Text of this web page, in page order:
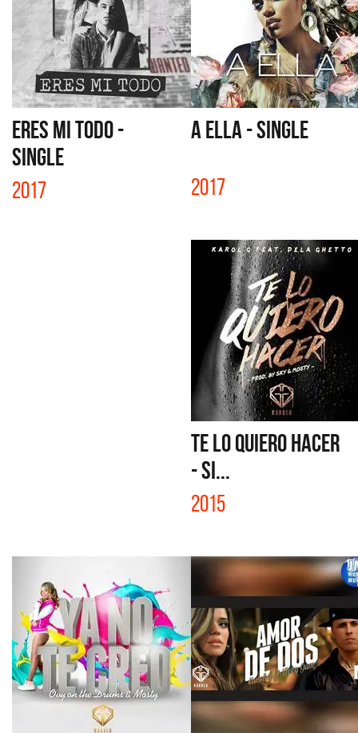
ERES MI TODO -
SINGLE
2017
A ELLA - SINGLE
2017
TE LO QUIERO HACER
- SI...
2015